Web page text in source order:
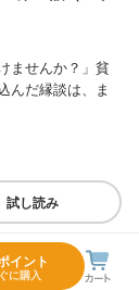
ませんか？」貧
んだ縁談は、ま
試し読み
イント
に購入